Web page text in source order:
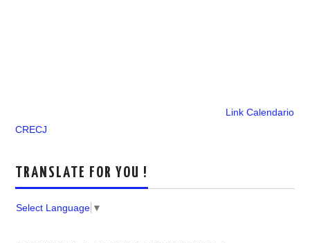
Link Calendario
CRECJ
TRANSLATE FOR YOU !
Select Language ▼